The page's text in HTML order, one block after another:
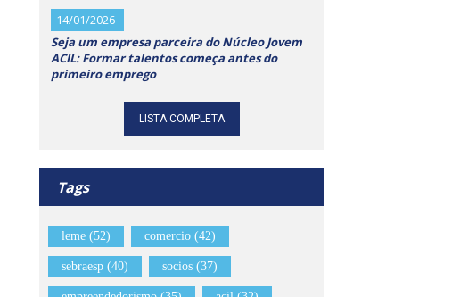
14/01/2026
Seja um empresa parceira do Núcleo Jovem
ACIL: Formar talentos começa antes do
primeiro emprego
LISTA COMPLETA
Tags
leme (52) comercio (42)
sebraesp (40) socios (37)